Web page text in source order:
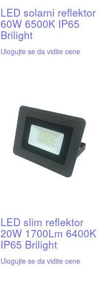
LED solarni reflektor
60W 6500K IP65
Brilight
Ulogujte se da vidite cene
LED slim reflektor
20W 1700Lm 6400K
IP65 Brilight
Ulogujte se da vidite cene